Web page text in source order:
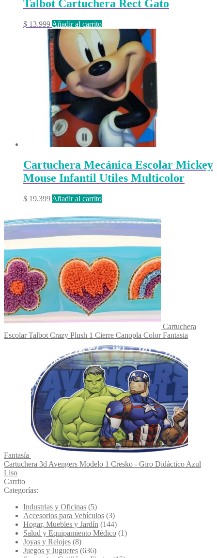
Talbot Cartuchera Rect Gato
$ 13.999 Añadir al carrito
Cartuchera Mecánica Escolar Mickey
Mouse Infantil Utiles Multicolor
$ 19.399 Añadir al carrito
Cartuchera
Escolar Talbot Crazy Plush 1 Cierre Canopla Color Fantasia
Fantasía
Cartuchera 3d Avengers Modelo 1 Cresko - Giro Didáctico Azul
Liso
Carrito
Categorías:
Industrias y Oficinas (5)
Accesorios para Vehículos (3)
Hogar, Muebles y Jardín (144)
Salud y Equipamiento Médico (1)
Joyas y Relojes (8)
Juegos y Juguetes (636)